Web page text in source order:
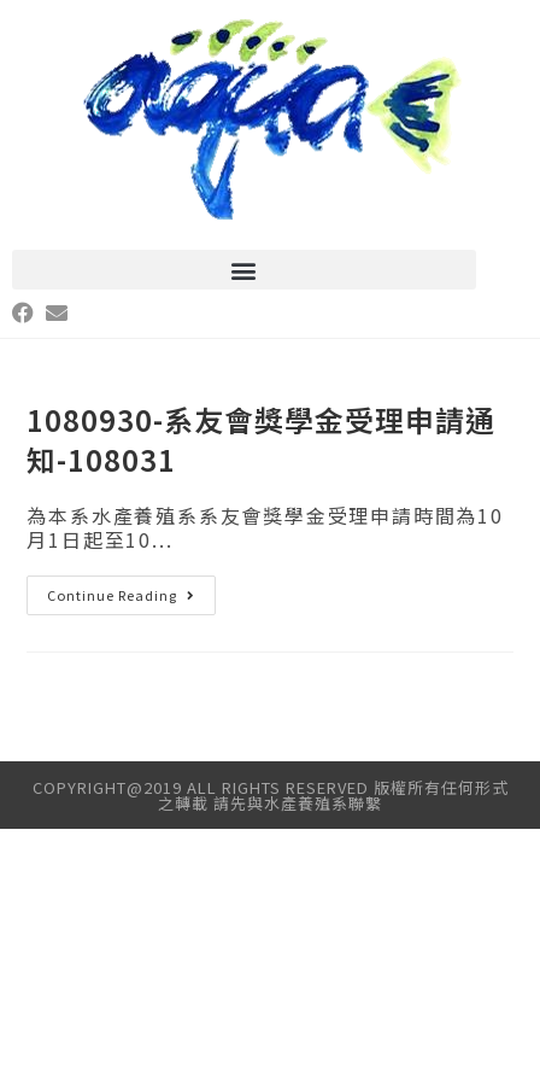
1080930-系友會獎學金受理申請通
知-108031
為本系水產養殖系系友會獎學金受理申請時間為10
月1日起至10...
Continue Reading
COPYRIGHT@2019 ALL RIGHTS RESERVED 版權所有任何形式
之轉載 請先與水產養殖系聯繫